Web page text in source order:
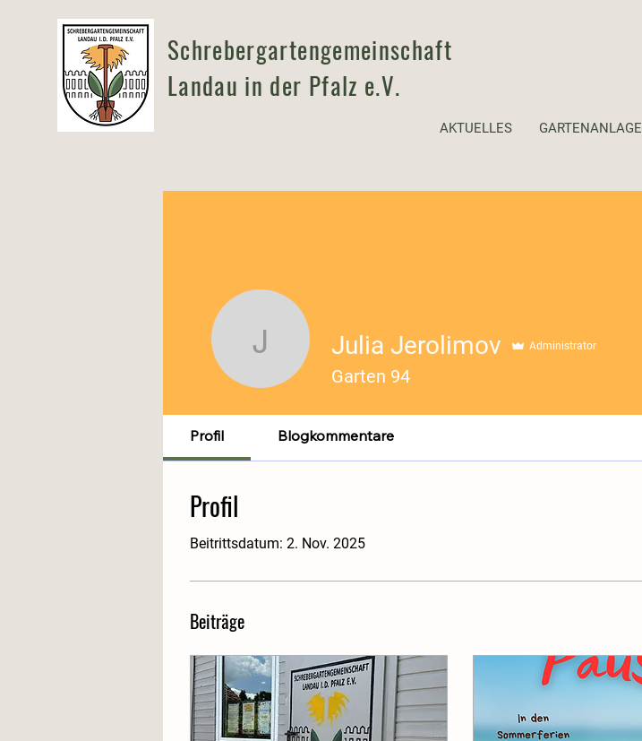
Schrebergartengemeinschaft
Landau in der Pfalz e.V.
AKTUELLES GARTENANLAGE
Julia Jerolimov
Julia Jerolimov Administrator
Garten 94
Profil Blogkommentare
Profil
Beitrittsdatum: 2. Nov. 2025
Beiträge